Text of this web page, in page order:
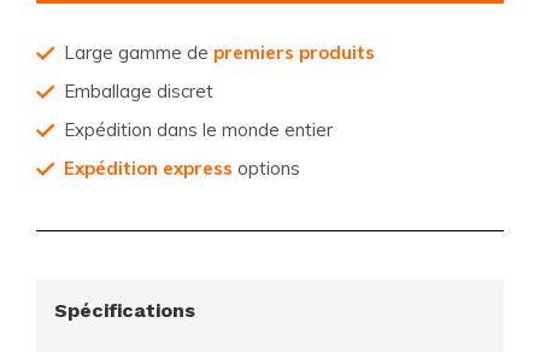
Large gamme de premiers produits
Emballage discret
Expédition dans le monde entier
Expédition express options
Spécifications